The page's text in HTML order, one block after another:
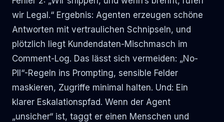
wir Legal.“ Ergebnis: Agenten erzeugen schöne
Antworten mit vertraulichen Schnipseln, und
plötzlich liegt Kundendaten-Mischmasch im
Comment-Log. Das lässt sich vermeiden: „No-
PII“-Regeln ins Prompting, sensible Felder
maskieren, Zugriffe minimal halten. Und: Ein
klarer Eskalationspfad. Wenn der Agent
„unsicher“ ist, taggt er einen Menschen und